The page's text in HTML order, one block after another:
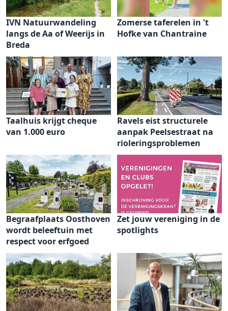
IVN Natuurwandeling
langs de Aa of Weerijs in
Breda
Zomerse taferelen in 't
Hofke van Chantraine
Taalhuis krijgt cheque
van 1.000 euro
Ravels eist structurele
aanpak Peelsestraat na
rioleringsproblemen
Begraafplaats Oosthoven
wordt beleeftuin met
respect voor erfgoed
Zet jouw vereniging in de
spotlights